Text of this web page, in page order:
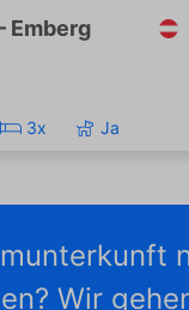
Emberg
3x Ja
Wir